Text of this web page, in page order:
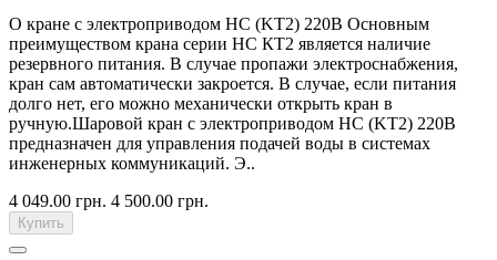
О кране с электроприводом HC (KT2) 220В Основным
преимуществом крана серии НС КТ2 является наличие
резервного питания. В случае пропажи электроснабжения,
кран сам автоматически закроется. В случае, если питания
долго нет, его можно механически открыть кран в
ручную.Шаровой кран с электроприводом HC (KT2) 220В
предназначен для управления подачей воды в системах
инженерных коммуникаций. Э..
4 049.00 грн. 4 500.00 грн.
Купить